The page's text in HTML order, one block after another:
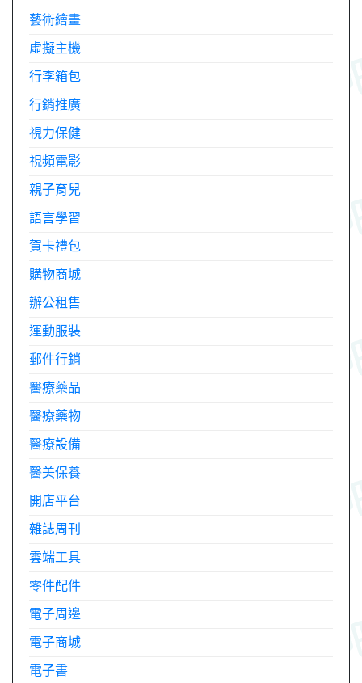
藝術繪畫
虛擬主機
行李箱包
行銷推廣
視力保健
視頻電影
親子育兒
語言學習
賀卡禮包
購物商城
辦公租售
運動服裝
郵件行銷
醫療藥品
醫療藥物
醫療設備
醫美保養
開店平台
雜誌周刊
雲端工具
零件配件
電子周邊
電子商城
電子書